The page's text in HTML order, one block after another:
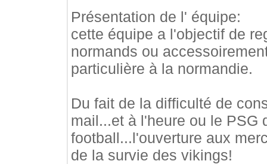
Présentation de l' équipe:
cette équipe a l'objectif de
normands ou
particulière à la normandie.
Du fait de la difficulté de
mail...et à l'heure ou le PSG
football...l'ouverture aux
de la survie des vikings!